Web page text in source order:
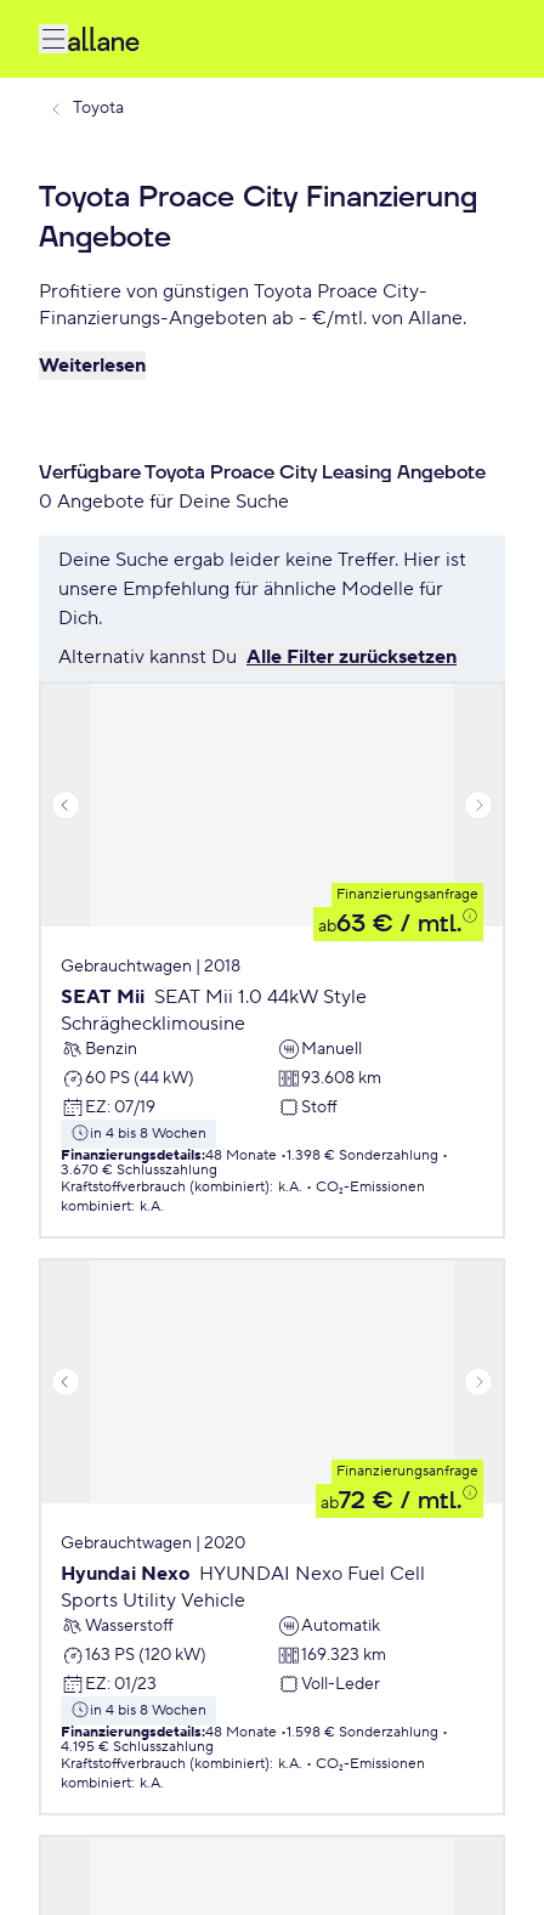
Toyota
Toyota Proace City Finanzierung
Angebote
Profitiere von günstigen Toyota Proace City-
Finanzierungs-Angeboten ab - €/mtl. von Allane.
Weiterlesen
Verfügbare Toyota Proace City Leasing Angebote
0 Angebote für Deine Suche
Deine Suche ergab leider keine Treffer. Hier ist
unsere Empfehlung für ähnliche Modelle für
Dich.
Alternativ kannst Du Alle Filter zurücksetzen
Finanzierungsanfrage
ab63 € / mtl.
Gebrauchtwagen | 2018
SEAT Mii SEAT Mii 1.0 44kW Style
Schräghecklimousine
Benzin
Manuell
60 PS (44 kW)
93.608 km
EZ: 07/19 Stoff
in 4 bis 8 Wochen
Finanzierungsdetails:48 Monate 1.398 € Sonderzahlung
3.670 € Schlusszahlung
Kraftstoffverbrauch (kombiniert): k.A.
CO₂-Emissionen
kombiniert: k.A.
Finanzierungsanfrage
ab72 € / mtl.
Gebrauchtwagen | 2020
Hyundai Nexo HYUNDAI Nexo Fuel Cell
Sports Utility Vehicle
Wasserstoff
Automatik
163 PS (120 kW)
169.323 km
EZ: 01/23 Voll-Leder
in 4 bis 8 Wochen
Finanzierungsdetails:48 Monate 1.598 € Sonderzahlung
4.195 € Schlusszahlung
Kraftstoffverbrauch (kombiniert): k.A.
CO₂-Emissionen
kombiniert: k.A.